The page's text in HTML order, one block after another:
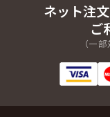
ネット注
ご
（一